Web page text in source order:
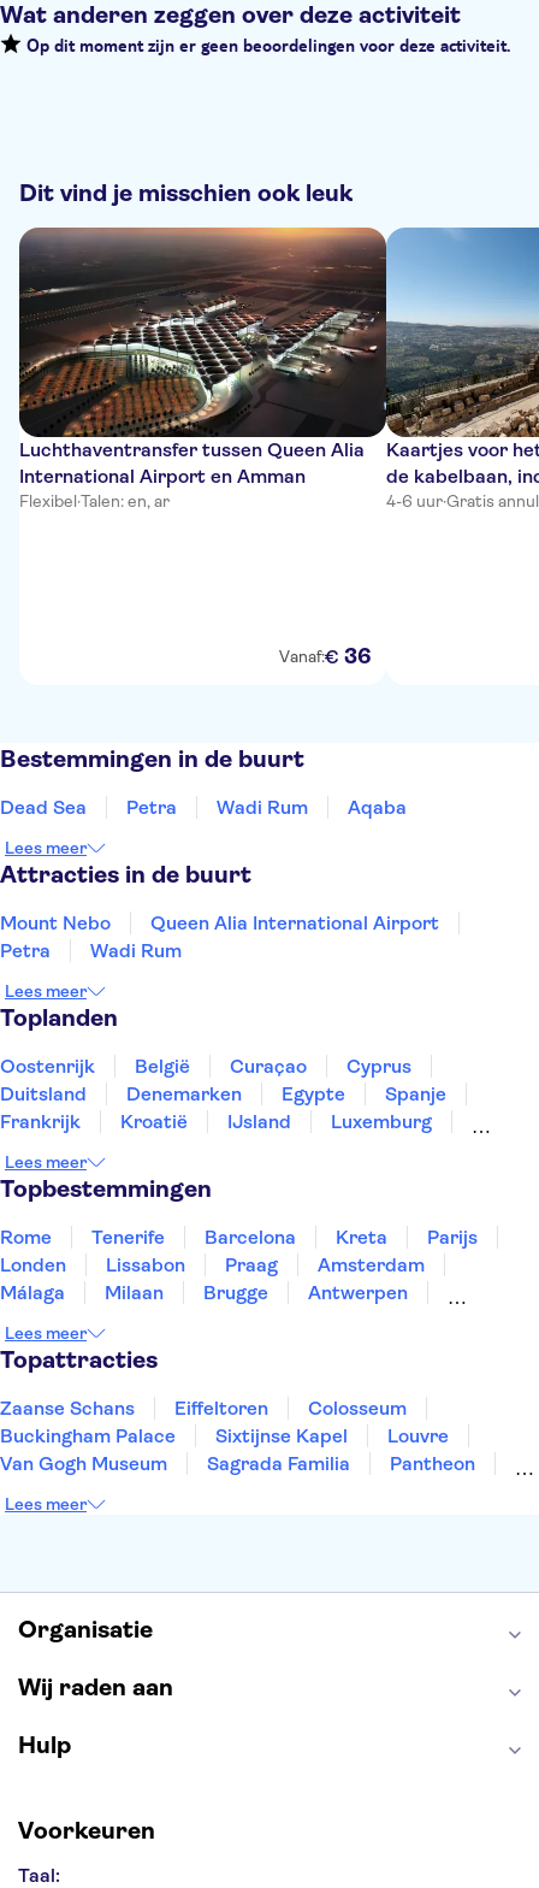
Wat anderen zeggen over deze activiteit
Op dit moment zijn er geen beoordelingen voor deze activiteit.
Dit vind je misschien ook leuk
Luchthaventransfer tussen Queen Alia
International Airport en Amman
Flexibel·Talen: en, ar
Vanaf:€ 36
Kaartjes voor
de kabelbaan,
4-6 uur·Gratis
Bestemmingen in de buurt
Dead Sea Petra Wadi Rum Aqaba
Lees meer
Attracties in de buurt
Mount Nebo
Queen Alia International Airport
Petra
Wadi Rum
Lees meer
Toplanden
Oostenrijk België Curaçao
Cyprus
Duitsland
Denemarken Egypte
Spanje
Frankrijk
Kroatië IJsland
Luxemburg
Slovenië
Thailand
Lees meer
Topbestemmingen
Rome Tenerife Barcelona Kreta
Parijs
Londen
Lissabon Praag
Amsterdam
Málaga
Milaan Brugge
Antwerpen
Eindhoven
Lees meer
Topattracties
Zaanse Schans Eiffeltoren
Colosseum
Buckingham Palace
Sixtijnse Kapel
Louvre
Van Gogh Museum
Sagrada Familia
Pantheon
Keukenhof
Lees meer
Organisatie
Wij raden aan
Hulp
Voorkeuren
Taal: